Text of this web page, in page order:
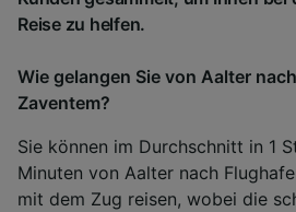
Reise zu helfen.
Wie gelangen Sie von Aalter
Zaventem?
Sie können im Durchschnitt in 1
Minuten von Aalter nach
mit dem Zug reisen, wobei die